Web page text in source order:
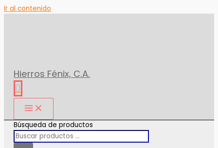
Ir al contenido
Hierros Fénix, C.A.
0
Búsqueda de productos